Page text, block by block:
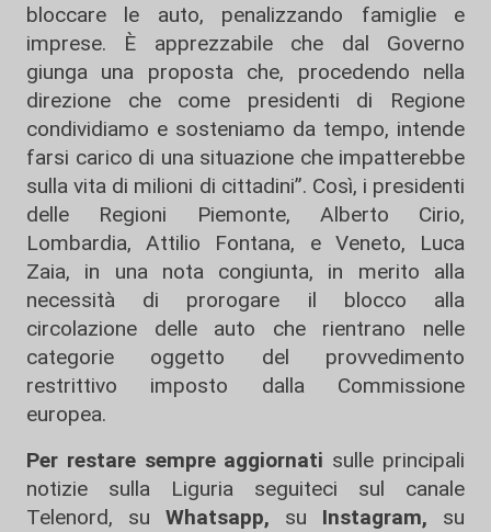
bloccare le auto, penalizzando famiglie e
imprese. È apprezzabile che dal Governo
giunga una proposta che, procedendo nella
direzione che come presidenti di Regione
condividiamo e sosteniamo da tempo, intende
farsi carico di una situazione che impatterebbe
sulla vita di milioni di cittadini”. Così, i presidenti
delle Regioni Piemonte, Alberto Cirio,
Lombardia, Attilio Fontana, e Veneto, Luca
Zaia, in una nota congiunta, in merito alla
necessità di prorogare il blocco alla
circolazione delle auto che rientrano nelle
categorie oggetto del provvedimento
restrittivo imposto dalla Commissione
europea.
Per restare sempre aggiornati sulle principali
notizie sulla Liguria seguiteci sul canale
Telenord, su
Whatsapp, su Instagram, su